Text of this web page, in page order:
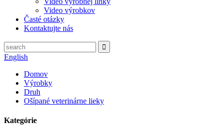
Video výrobkov
Časté otázky
Kontaktujte nás
English
Domov
Výrobky
Druh
Ošípané veterinárne lieky
Kategórie